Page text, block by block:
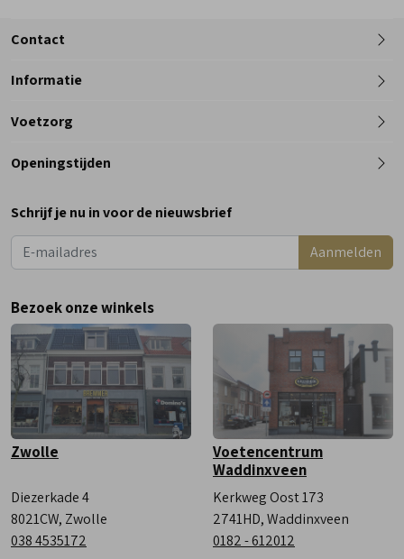
Contact
Telefoon
Informatie
Voetzorg
Openingstijden
Dinsdag
Woensdag
9:00 - 18:00
Vrijdag
Zaterdag
9:00 - 17:00
Schrijf je nu in voor de nieuwsbrief
Aanmelden
Bezoek onze winkels
Zwolle
Diezerkade 4
8021CW, Zwolle
038 4535172
Voetencentrum
Waddinxveen
Kerkweg Oost 173
2741HD, Waddinxveen
0182 - 612012